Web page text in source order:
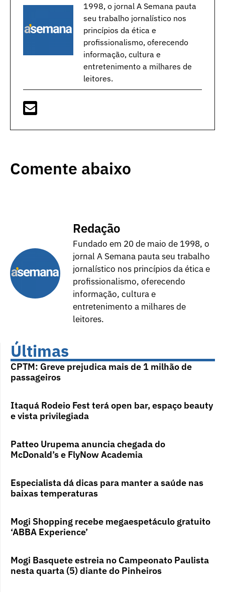
1998, o jornal A Semana pauta
seu trabalho jornalístico nos
princípios da ética e
profissionalismo, oferecendo
informação, cultura e
entretenimento a milhares de
leitores.
Comente abaixo
Redação
Fundado em 20 de maio de 1998, o
jornal A Semana pauta seu trabalho
jornalístico nos princípios da ética e
profissionalismo, oferecendo
informação, cultura e
entretenimento a milhares de
leitores.
Últimas
CPTM: Greve prejudica mais de 1 milhão de
passageiros
Itaquá Rodeio Fest terá open bar, espaço beauty
e vista privilegiada
Patteo Urupema anuncia chegada do
McDonald’s e FlyNow Academia
Especialista dá dicas para manter a saúde nas
baixas temperaturas
Mogi Shopping recebe megaespetáculo gratuito
‘ABBA Experience’
Mogi Basquete estreia no Campeonato Paulista
nesta quarta (5) diante do Pinheiros